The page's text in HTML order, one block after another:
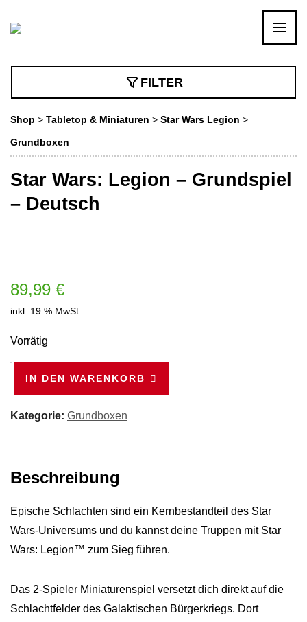
FILTER
Shop > Tabletop & Miniaturen > Star Wars Legion >
Grundboxen
Star Wars: Legion – Grundspiel
– Deutsch
89,99 €
inkl. 19 % MwSt.
Vorrätig
Legion
Deutsch
Menge
IN DEN WARENKORB
Kategorie: Grundboxen
Beschreibung
Epische Schlachten sind ein Kernbestandteil des Star
Wars-Universums und du kannst deine Truppen mit Star
Wars: Legion™ zum Sieg führen.
Das 2-Spieler Miniaturenspiel versetzt dich direkt auf die
Schlachtfelder des Galaktischen Bürgerkriegs. Dort